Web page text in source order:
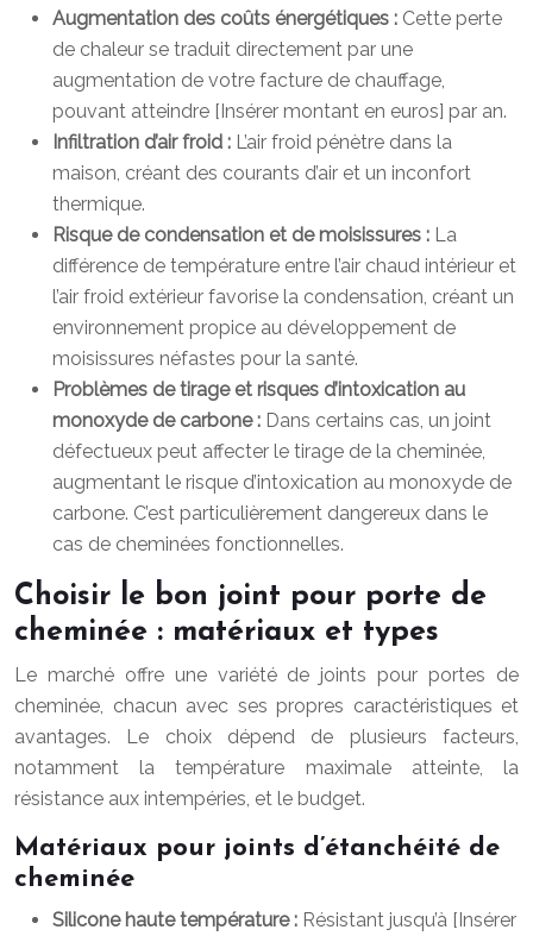
Augmentation des coûts énergétiques : Cette perte
de chaleur se traduit directement par une
augmentation de votre facture de chauffage,
pouvant atteindre [Insérer montant en euros] par an.
Infiltration d’air froid : L’air froid pénètre dans la
maison, créant des courants d’air et un inconfort
thermique.
Risque de condensation et de moisissures : La
différence de température entre l’air chaud intérieur et
l’air froid extérieur favorise la condensation, créant un
environnement propice au développement de
moisissures néfastes pour la santé.
Problèmes de tirage et risques d’intoxication au
monoxyde de carbone : Dans certains cas, un joint
défectueux peut affecter le tirage de la cheminée,
augmentant le risque d’intoxication au monoxyde de
carbone. C’est particulièrement dangereux dans le
cas de cheminées fonctionnelles.
Choisir le bon joint pour porte de
cheminée : matériaux et types
Le marché offre une variété de joints pour portes de
cheminée, chacun avec ses propres caractéristiques et
avantages. Le choix dépend de plusieurs facteurs,
notamment la température maximale atteinte, la
résistance aux intempéries, et le budget.
Matériaux pour joints d’étanchéité de
cheminée
Silicone haute température : Résistant jusqu’à [Insérer